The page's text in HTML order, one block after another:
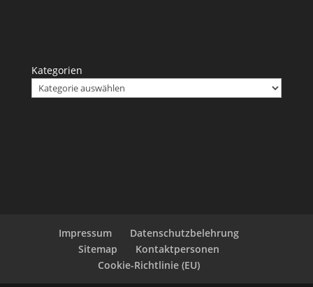
Kategorien
Impressum
Datenschutzbelehrung
Sitemap
Kontaktpersonen
Cookie-Richtlinie (EU)